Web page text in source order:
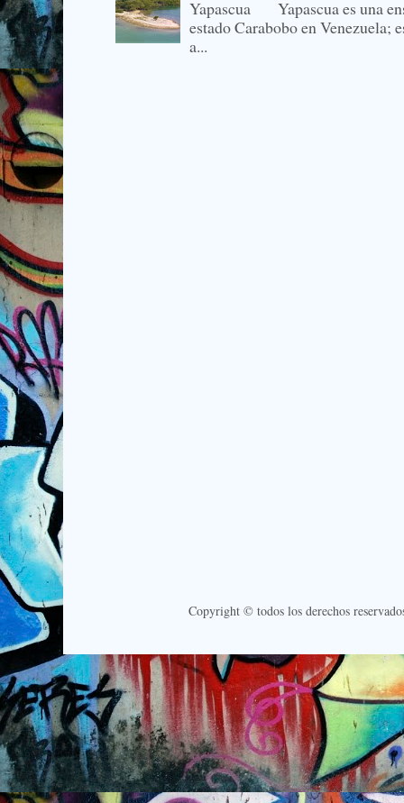
Yapascua Yapascua es una
estado Carabobo en Venezuela;
a...
Copyright © todos los derechos